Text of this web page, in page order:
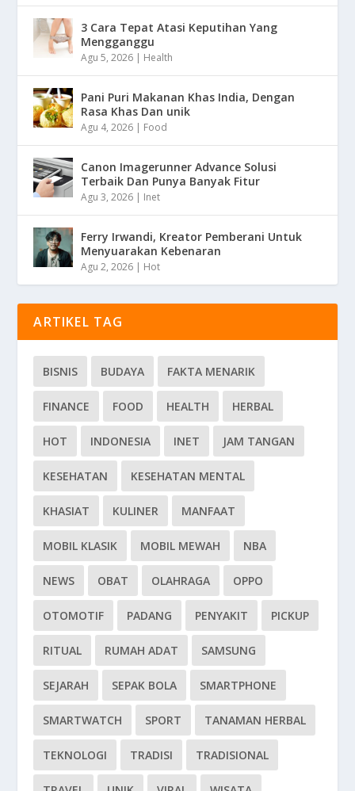
3 Cara Tepat Atasi Keputihan Yang
Mengganggu
Agu 5, 2026 | Health
Pani Puri Makanan Khas India, Dengan
Rasa Khas Dan unik
Agu 4, 2026 | Food
Canon Imagerunner Advance Solusi
Terbaik Dan Punya Banyak Fitur
Agu 3, 2026 | Inet
Ferry Irwandi, Kreator Pemberani Untuk
Menyuarakan Kebenaran
Agu 2, 2026 | Hot
ARTIKEL TAG
BISNIS BUDAYA FAKTA MENARIK
FINANCE FOOD HEALTH HERBAL
HOT INDONESIA INET JAM TANGAN
KESEHATAN KESEHATAN MENTAL
KHASIAT KULINER MANFAAT
MOBIL KLASIK MOBIL MEWAH NBA
NEWS OBAT OLAHRAGA OPPO
OTOMOTIF PADANG PENYAKIT PICKUP
RITUAL RUMAH ADAT SAMSUNG
SEJARAH SEPAK BOLA SMARTPHONE
SMARTWATCH SPORT TANAMAN HERBAL
TEKNOLOGI TRADISI TRADISIONAL